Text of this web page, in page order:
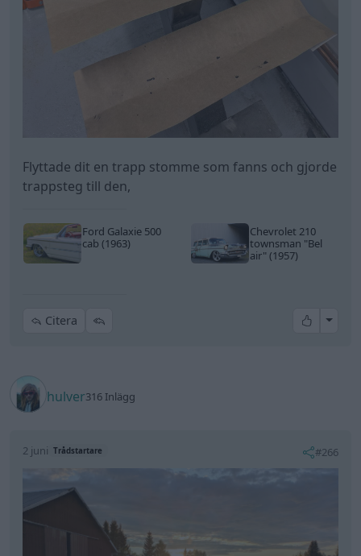
Flyttade dit en trapp stomme som fanns och gjorde
trappsteg till den,
Ford Galaxie 500
cab (1963)
Chevrolet 210
townsman "Bel
air"(1957)
Citera All
hulver316 Inlägg
2 juni Trådstartare #266